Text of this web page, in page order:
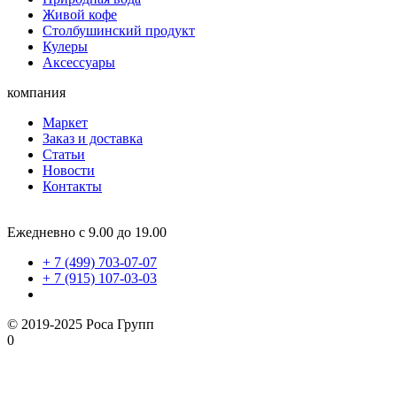
Живой кофе
Столбушинский продукт
Кулеры
Аксессуары
компания
Маркет
Заказ и доставка
Статьи
Новости
Контакты
Ежедневно с 9.00 до 19.00
+ 7 (499) 703-07-07
+ 7 (915) 107-03-03
© 2019-2025 Роса Групп
0